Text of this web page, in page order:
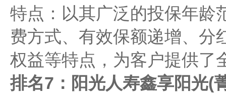
特点：以其广泛的投保年龄
费方式、有效保额递增、分
权益等特点，为客户提供了
排名7：阳光人寿鑫享阳光(